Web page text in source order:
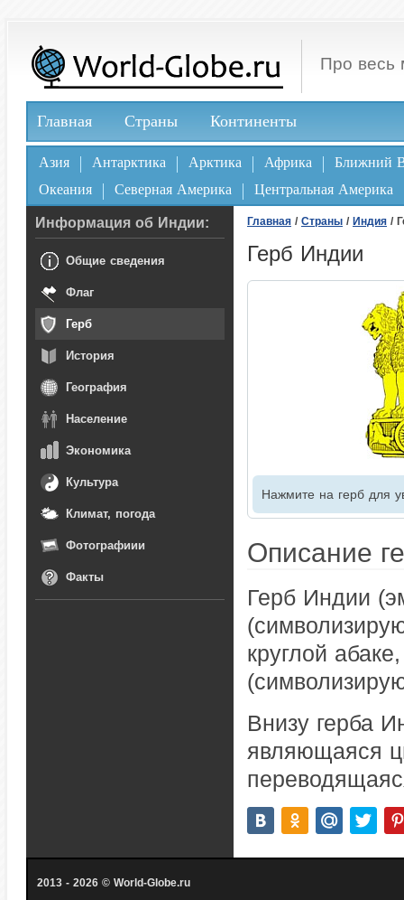
Про весь
Главная Страны Континенты
Азия Антарктика Арктика Африка
Ближний
Океания
Северная Америка Центральная Америка
Главная / Страны / Индия /
Герб Индии
Нажмите на герб для
Описание
Герб Индии
круглой
Внизу герба
являющаяся
Информация об Индии:
Общие сведения
Флаг
Герб
История
География
Население
Экономика
Культура
Климат, погода
Фотографиии
Факты
2013 - 2026 © World-Globe.ru